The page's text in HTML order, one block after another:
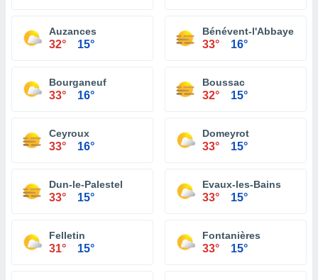
Auzances
32° 15°
Bénévent-l'Abbaye
33° 16°
Bourganeuf
33° 16°
Boussac
32° 15°
Ceyroux
33° 16°
Domeyrot
33° 15°
Dun-le-Palestel
33° 15°
Evaux-les-Bains
33° 15°
Felletin
31° 15°
Fontanières
33° 15°